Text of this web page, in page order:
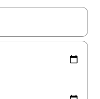
les flèches vers le